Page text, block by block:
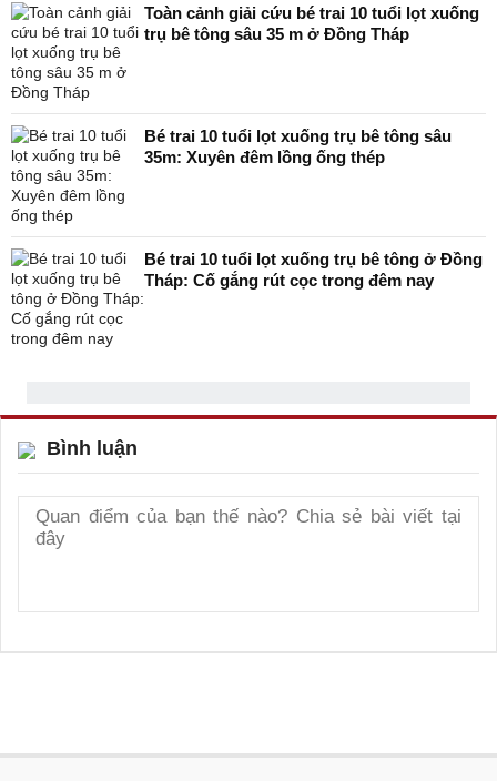
Toàn cảnh giải cứu bé trai 10 tuổi lọt xuống
trụ bê tông sâu 35 m ở Đồng Tháp
Bé trai 10 tuổi lọt xuống trụ bê tông sâu
35m: Xuyên đêm lồng ống thép
Bé trai 10 tuổi lọt xuống trụ bê tông ở Đồng
Tháp: Cố gắng rút cọc trong đêm nay
Bình luận